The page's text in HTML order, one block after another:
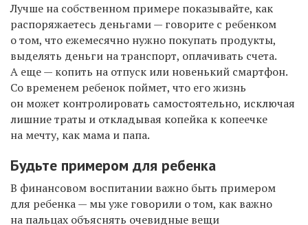
Лучше на собственном примере показывайте, как
распоряжаетесь деньгами — говорите с ребенком
о том, что ежемесячно нужно покупать продукты,
выделять деньги на транспорт, оплачивать счета.
А еще — копить на отпуск или новенький смартфон.
Со временем ребенок поймет, что его жизнь
он может контролировать самостоятельно, исключая
лишние траты и откладывая копейка к копеечке
на мечту, как мама и папа.
Будьте примером для ребенка
В финансовом воспитании важно быть примером
для ребенка — мы уже говорили о том, как важно
на пальцах объяснять очевидные вещи